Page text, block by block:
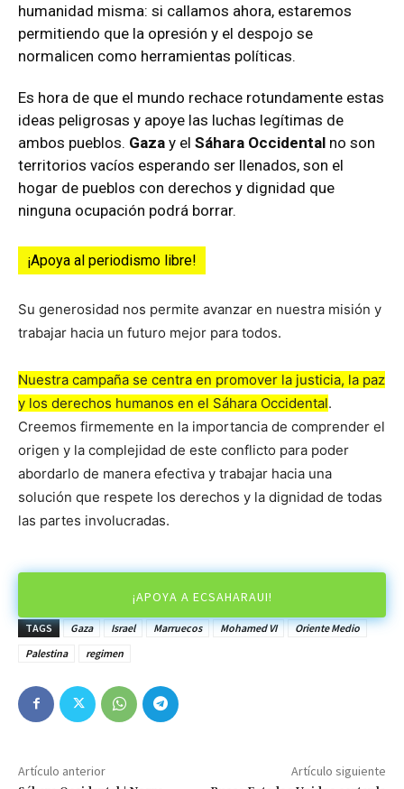
humanidad misma: si callamos ahora, estaremos
permitiendo que la opresión y el despojo se
normalicen como herramientas políticas.
Es hora de que el mundo rechace rotundamente estas
ideas peligrosas y apoye las luchas legítimas de
ambos pueblos. Gaza y el Sáhara Occidental no son
territorios vacíos esperando ser llenados, son el
hogar de pueblos con derechos y dignidad que
ninguna ocupación podrá borrar.
¡Apoya al periodismo libre!
Su generosidad nos permite avanzar en nuestra misión y
trabajar hacia un futuro mejor para todos.
Nuestra campaña se centra en promover la justicia, la paz
y los derechos humanos en el Sáhara Occidental.
Creemos firmemente en la importancia de comprender el
origen y la complejidad de este conflicto para poder
abordarlo de manera efectiva y trabajar hacia una
solución que respete los derechos y la dignidad de todas
las partes involucradas.
¡APOYA A ECSAHARAUI!
TAGS Gaza Israel Marruecos Mohamed VI
Oriente Medio
Palestina
regimen
Artículo anterior Artículo siguiente